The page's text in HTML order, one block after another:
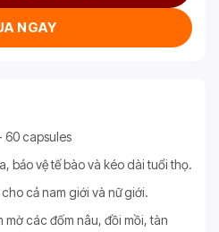
NGAY
60 capsules
bảo vệ tế bào và kéo dài tuổi thọ.
cả nam giới và nữ giới.
mờ các đốm nâu, đồi mồi, tàn